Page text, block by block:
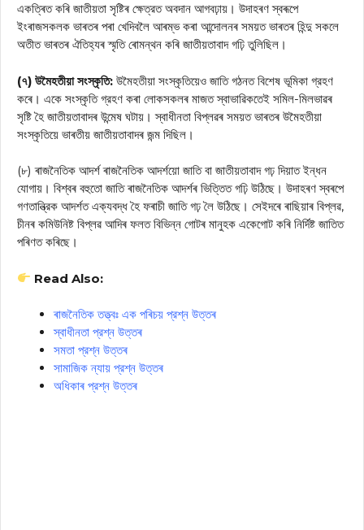
একত্ৰিত কৰি জাতীয়তা সৃষ্টিৰ ক্ষেত্রত অবদান আগবঢ়ায়। উদাহৰণ স্বৰূপে
ইংৰাজসকলক ভাৰতৰ পৰা খেদিবলৈ আৰম্ভ কৰা আন্দোলনৰ সময়ত ভাৰতৰ হিন্দু সকলে
অতীত ভাৰতৰ ঐতিহ্যৰ স্মৃতি ৰোমন্থন কৰি জাতীয়তাবাদ গঢ়ি তুলিছিল।
(৭) উমৈহতীয়া সংস্কৃতি: উমৈহতীয়া সংস্কৃতিয়েও জাতি গঠনত বিশেষ ভূমিকা গ্রহণ
কৰে। একে সংস্কৃতি গ্রহণ কৰা লোকসকলৰ মাজত স্বাভাৱিকতেই সমিল-মিলভাৱৰ
সৃষ্টি হৈ জাতীয়তাবাদৰ উন্মেষ ঘটায়। স্বাধীনতা বিপ্লৱৰ সময়ত ভাৰতৰ উমৈহতীয়া
সংস্কৃতিয়ে ভাৰতীয় জাতীয়তাবাদৰ জন্ম দিছিল।
(৮) ৰাজনৈতিক আদৰ্শ ৰাজনৈতিক আদর্শয়ো জাতি বা জাতীয়তাবাদ গঢ় দিয়াত ইন্ধন
যোগায়। বিশ্বৰ বহুতো জাতি ৰাজনৈতিক আদৰ্শৰ ভিত্তিত গঢ়ি উঠিছে। উদাহৰণ স্বৰপে
গণতান্ত্রিক আদর্শত এক্যবদ্ধ হৈ ফৰাচী জাতি গঢ় লৈ উঠিছে। সেইদৰে ৰাছিয়াৰ বিপ্লৱ,
চীনৰ কমিউনিষ্ট বিপ্লৱ আদিৰ ফলত বিভিন্ন গোটৰ মানুহক একেগোট কৰি নিৰ্দিষ্ট জাতিত
পৰিণত কৰিছে।
Read Also:
ৰাজনৈতিক তত্ত্বঃ এক পৰিচয় প্রশ্ন উত্তৰ
স্বাধীনতা প্রশ্ন উত্তৰ
সমতা প্রশ্ন উত্তৰ
সামাজিক ন্যায় প্রশ্ন উত্তৰ
অধিকাৰ প্রশ্ন উত্তৰ